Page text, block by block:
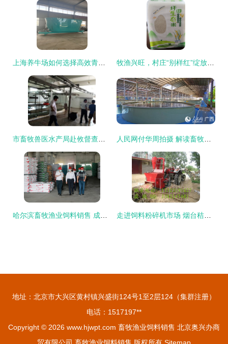
上海养牛场如何选择高效青贮饲料搅拌机？TMR畜牧饲料搅拌机助力现代养殖业升级 牧渔兴旺，村庄“别样红”绽放产业新景
市畜牧兽医水产局赴攸督查养殖业安全生产工作，助力畜牧渔业饲料合规销售 人民网付华周拍摄 解读畜牧渔业饲料销售新动向
哈尔滨畜牧渔业饲料销售 成就与廉政新形势下的思考 走进饲料粉碎机市场 烟台秸秆粉碎机与养牛杂草粉碎机的价格探析
地址：北京市大兴区黄村镇兴盛街124号1至2层124（集群注册）
电话：1517197**
Copyright © 2026 www.hjwpt.com 畜牧渔业饲料销售 北京奥兴办商